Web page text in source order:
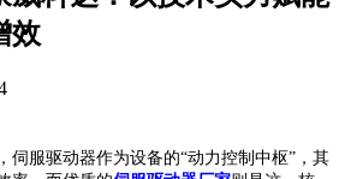
效
服驱动器作为设备的“动力控制中枢”，其